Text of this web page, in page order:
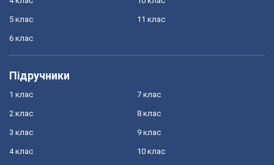
5 клас
6 клас
11 клас
Підручники
1 клас
2 клас
3 клас
4 клас
7 клас
8 клас
9 клас
10 клас